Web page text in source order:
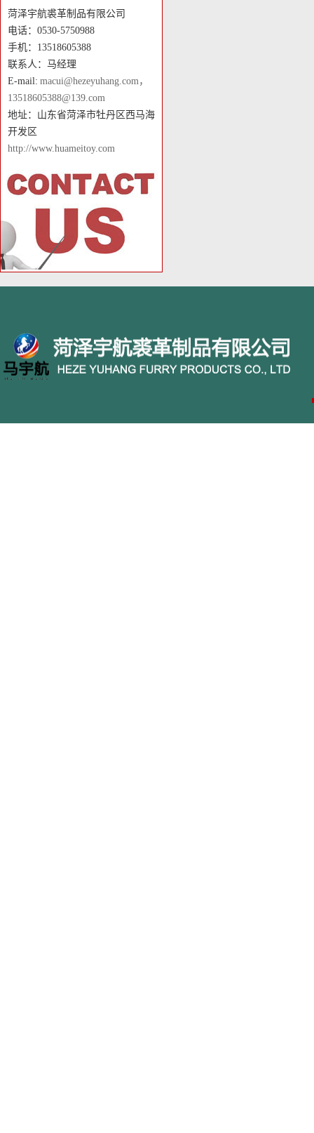
菏泽宇航裘革制品有限公司
电话：0530-5750988
手机：13518605388
联系人：马经理
E-mail: macui@hezeyuhang.com，
13518605388@139.com
地址：山东省菏泽市牡丹区西马海
开发区
http://www.huameitoy.com